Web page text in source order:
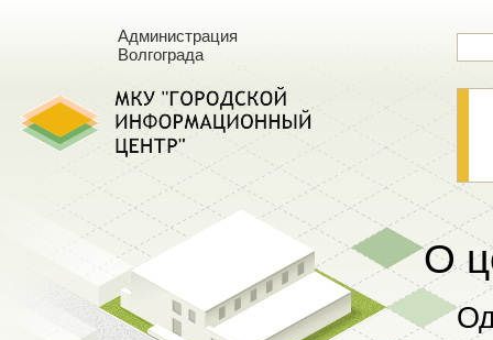
Администрация
Волгограда
О